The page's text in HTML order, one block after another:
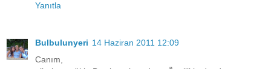
Yanıtla
Bulbulunyeri 14 Haziran 2011 12:09
Canım,